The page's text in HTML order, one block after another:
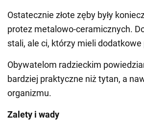
Ostatecznie złote zęby były
protez metalowo-ceramicznych.
stali, ale ci, którzy mieli dodatkowe
Obywatelom radzieckim
bardziej praktyczne niż tytan, a
organizmu.
Zalety i wady